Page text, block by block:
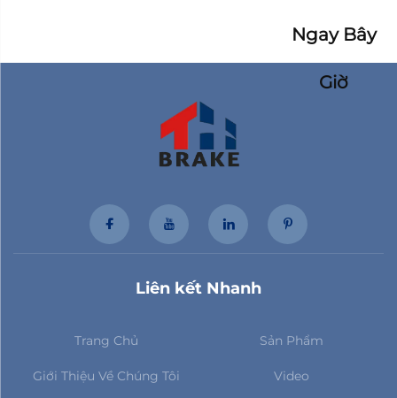
Ngay Bây
Giờ
Liên kết Nhanh
Trang Chủ Sản Phẩm
Giới Thiệu Về Chúng Tôi Video